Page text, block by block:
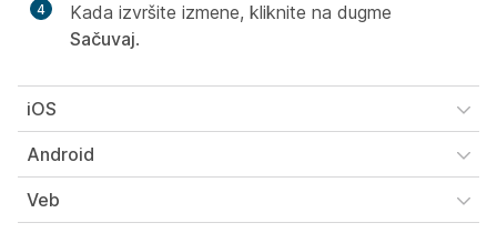
4
Kada izvršite izmene, kliknite na dugme
Sačuvaj.
iOS
Android
Veb